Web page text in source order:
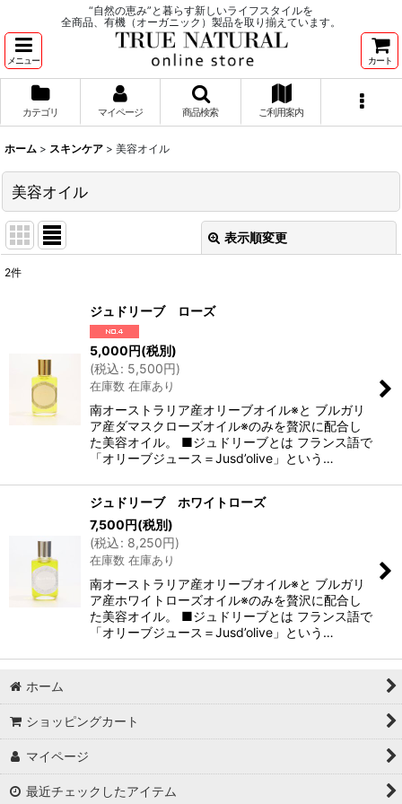
“自然の恵み”と暮らす新しいライフスタイルを
全商品、有機（オーガニック）製品を取り揃えています。
メニュー カート
カテゴリ マイページ 商品検索 ご利用案内
ホーム > スキンケア > 美容オイル
美容オイル
表示順変更
2件
ジュドリーブ ローズ
5,000円(税別)
(税込: 5,500円)
在庫数 在庫あり
南オーストラリア産オリーブオイル※と ブルガリ
ア産ダマスクローズオイル※のみを贅沢に配合し
た美容オイル。 ■ジュドリーブとは フランス語で
「オリーブジュース＝Jusd’olive」という…
ジュドリーブ ホワイトローズ
7,500円(税別)
(税込: 8,250円)
在庫数 在庫あり
南オーストラリア産オリーブオイル※と ブルガリ
ア産ホワイトローズオイル※のみを贅沢に配合し
た美容オイル。 ■ジュドリーブとは フランス語で
「オリーブジュース＝Jusd’olive」という…
ホーム
ショッピングカート
マイページ
最近チェックしたアイテム